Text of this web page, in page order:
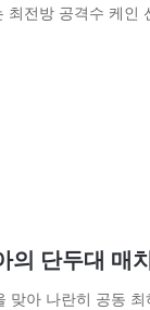
전방 공격수 케인
의 단두대 매
맞아 나란히 공동 최